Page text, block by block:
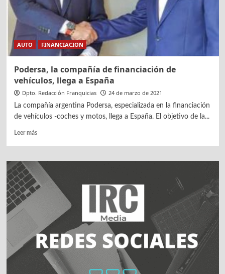
AUTO FINANCIACION
Podersa, la compañía de financiación de
vehículos, llega a España
Dpto. Redacción Franquicias 24 de marzo de 2021
La compañía argentina Podersa, especializada en la financiación
de vehículos -coches y motos, llega a España. El objetivo de la...
Leer másLeer
Podersa,
compañía
de
financiación
vehículos,
llega
a
España